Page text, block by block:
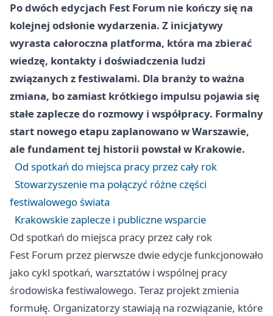
Po dwóch edycjach Fest Forum nie kończy się na
kolejnej odsłonie wydarzenia. Z inicjatywy
wyrasta całoroczna platforma, która ma zbierać
wiedzę, kontakty i doświadczenia ludzi
związanych z festiwalami. Dla branży to ważna
zmiana, bo zamiast krótkiego impulsu pojawia się
stałe zaplecze do rozmowy i współpracy. Formalny
start nowego etapu zaplanowano w Warszawie,
ale fundament tej historii powstał w Krakowie.
Od spotkań do miejsca pracy przez cały rok
Stowarzyszenie ma połączyć różne części
festiwalowego świata
Krakowskie zaplecze i publiczne wsparcie
Od spotkań do miejsca pracy przez cały rok
Fest Forum przez pierwsze dwie edycje funkcjonowało
jako cykl spotkań, warsztatów i wspólnej pracy
środowiska festiwalowego. Teraz projekt zmienia
formułę. Organizatorzy stawiają na rozwiązanie, które